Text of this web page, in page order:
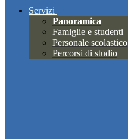
Servizi
Panoramica
Famiglie e studenti
Personale scolastico
Percorsi di studio